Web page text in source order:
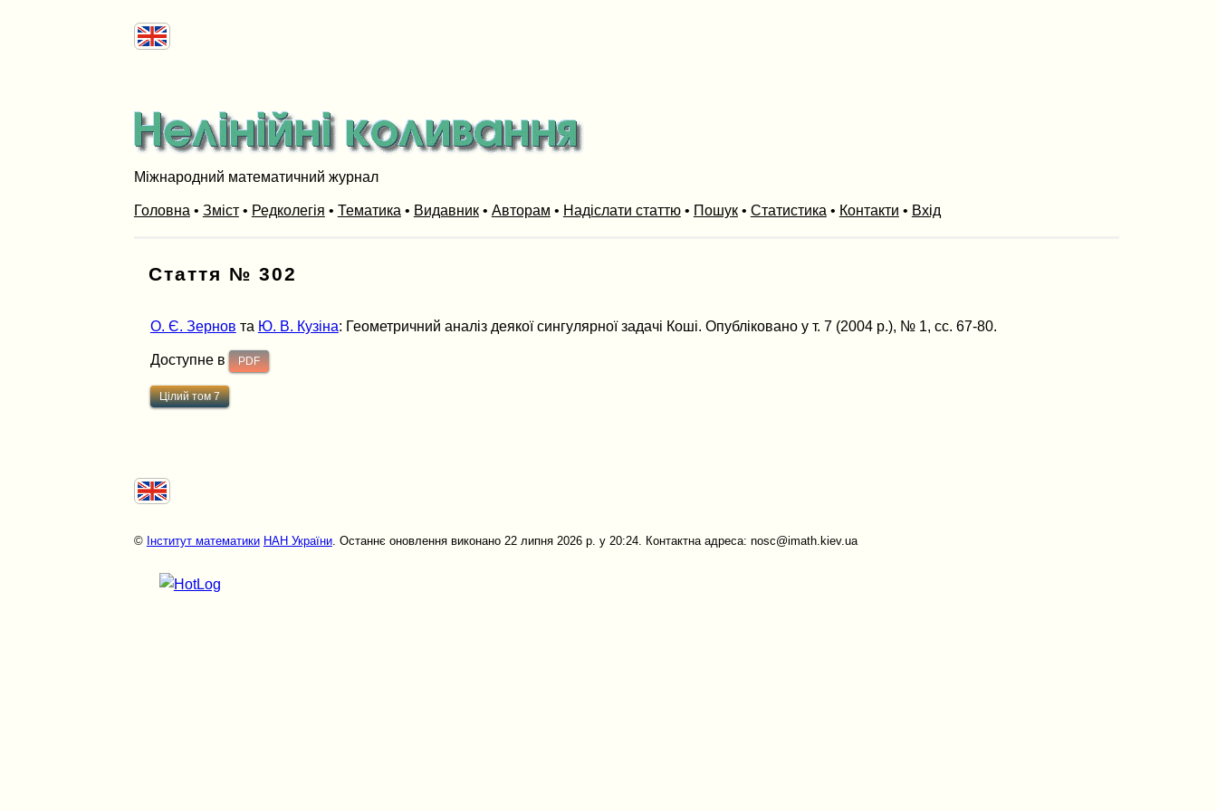
Міжнародний математичний журнал
Головна • Зміст• Редколегія • Тематика • Видавник• Авторам • Надіслати статтю• Пошук• Статистика • Контакти • Вхід
Стаття № 302
О. Є. Зернов та Ю. В. Кузіна: Геометричний аналіз деякої сингулярної задачі Коші. Опубліковано у т. 7 (2004 р.), № 1, сс. 67-80.
Доступне в PDF
Цілий том 7
© Інститут математики НАН України. Останнє оновлення виконано 22 липня 2026 р. у 20:24. Контактна адреса: nosc@imath.kiev.ua